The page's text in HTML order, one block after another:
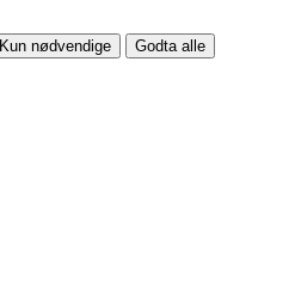
Kun nødvendige Godta alle